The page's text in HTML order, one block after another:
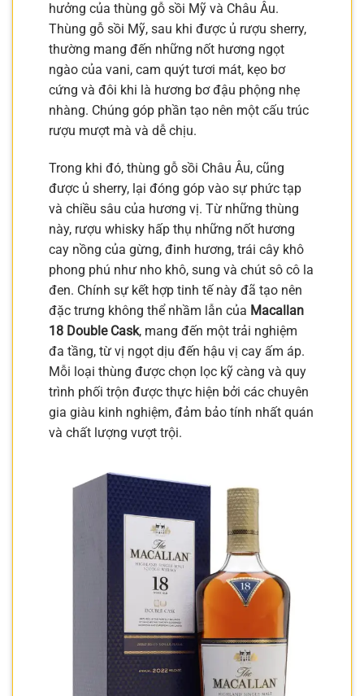
hưởng của thùng gỗ sồi Mỹ và Châu Âu.
Thùng gỗ sồi Mỹ, sau khi được ủ rượu sherry,
thường mang đến những nốt hương ngọt
ngào của vani, cam quýt tươi mát, kẹo bơ
cứng và đôi khi là hương bơ đậu phộng nhẹ
nhàng. Chúng góp phần tạo nên một cấu trúc
rượu mượt mà và dễ chịu.
Trong khi đó, thùng gỗ sồi Châu Âu, cũng
được ủ sherry, lại đóng góp vào sự phức tạp
và chiều sâu của hương vị. Từ những thùng
này, rượu whisky hấp thụ những nốt hương
cay nồng của gừng, đinh hương, trái cây khô
phong phú như nho khô, sung và chút sô cô la
đen. Chính sự kết hợp tinh tế này đã tạo nên
đặc trưng không thể nhầm lẫn của Macallan
18 Double Cask, mang đến một trải nghiệm
đa tầng, từ vị ngọt dịu đến hậu vị cay ấm áp.
Mỗi loại thùng được chọn lọc kỹ càng và quy
trình phối trộn được thực hiện bởi các chuyên
gia giàu kinh nghiệm, đảm bảo tính nhất quán
và chất lượng vượt trội.